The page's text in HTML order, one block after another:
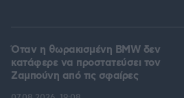
Όταν η θωρακισμένη BMW δεν
κατάφερε να προστατεύσει τον
Ζαμπούνη από τις σφαίρες